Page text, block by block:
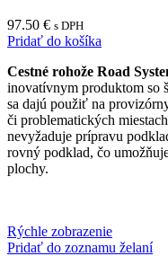
97.50 € s DPH
Pridať do košíka
Cestné rohože Road
inovatívnym produktom so
sa dajú použiť na
či problematických
nevyžaduje prípravu
rovný podklad, čo
plochy.
Rýchle zobrazenie
Pridať do zoznamu želaní